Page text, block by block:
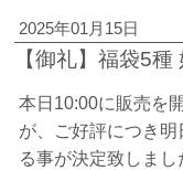
2025年01月15日
【御礼】福袋5
本日10:00に販売を
が、ご好評につき
る事が決定致しまし